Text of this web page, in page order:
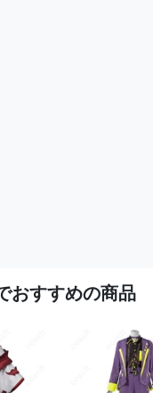
おすすめの商品